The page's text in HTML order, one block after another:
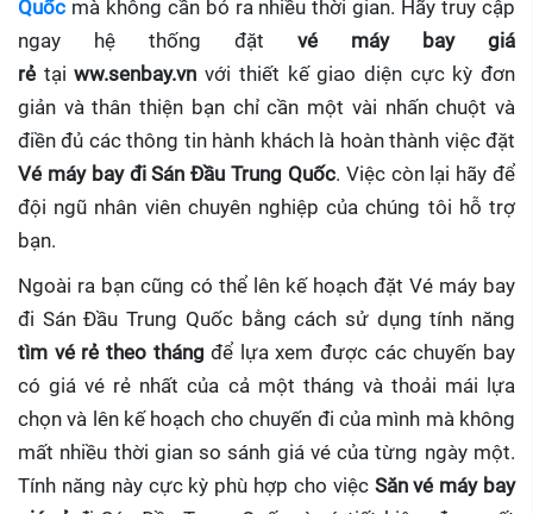
Quốc mà không cần bỏ ra nhiều thời gian. Hãy truy cập
ngay hệ thống đặt vé máy bay giá
rẻ tạiww.senbay.vn với thiết kế giao diện cực kỳ đơn
giản và thân thiện bạn chỉ cần một vài nhấn chuột và
điền đủ các thông tin hành khách là hoàn thành việc đặt
Vé máy bay đi Sán Đầu Trung Quốc. Việc còn lại hãy để
đội ngũ nhân viên chuyên nghiệp của chúng tôi hỗ trợ
bạn.
Ngoài ra bạn cũng có thể lên kế hoạch đặt Vé máy bay
đi Sán Đầu Trung Quốc bằng cách sử dụng tính năng
tìm vé rẻ theo thángđể lựa xem được các chuyến bay
có giá vé rẻ nhất của cả một tháng và thoải mái lựa
chọn và lên kế hoạch cho chuyến đi của mình mà không
mất nhiều thời gian so sánh giá vé của từng ngày một.
Tính năng này cực kỳ phù hợp cho việc Săn vé máy bay